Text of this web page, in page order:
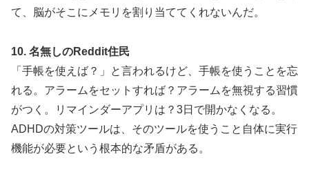
て、脳がそこにメモリを割り当ててくれないんだ。
10. 名無しのReddit住民
「手帳を使えば？」と言われるけど、手帳を使うことを忘
れる。アラームをセットすれば？アラームを無視する習慣
がつく。リマインダーアプリは？3日で開かなくなる。
ADHDの対策ツールは、そのツールを使うこと自体に実行
機能が必要という根本的な矛盾がある。